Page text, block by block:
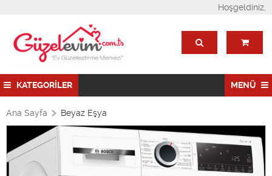
Hoşgeldiniz,
KATEGORİLER MENÜ
Ana Sayfa Beyaz Eşya